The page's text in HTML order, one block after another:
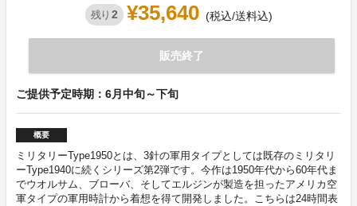
残り 2 ¥35,640 (税込/送料込)
販売終了
ご提供予定時期：6月中旬～下旬
概要
ミリタリーType1950とは、3針の軍用タイプとしては既存のミリタリ
ーType1940に続くシリーズ第2弾です。今作は1950年代から60年代ま
でウオルサム、ブローバ、そしてエルジンが製造を担ったアメリカ空
軍タイプの軍用時計から着想を得て開発しました。こちらは24時間表